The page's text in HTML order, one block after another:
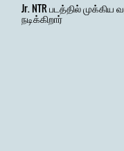
Jr. NTR படத்தில்
நடிக்கிறார்